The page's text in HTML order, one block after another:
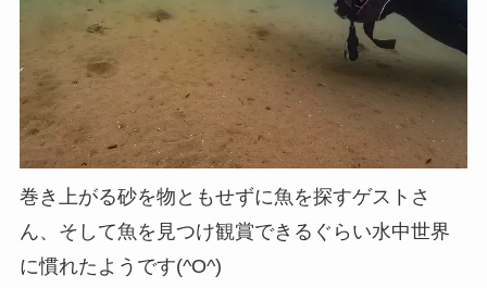
巻き上がる砂を物ともせずに魚を探すゲストさ
ん、そして魚を見つけ観賞できるぐらい水中世界
に慣れたようです(^O^)